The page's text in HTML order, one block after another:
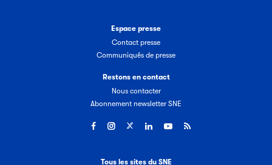
Espace presse
Contact presse
Communiqués de presse
Restons en contact
Nous contacter
Abonnement newsletter SNE
Tous les sites du SNE